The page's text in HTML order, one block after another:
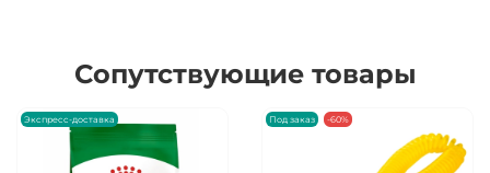
Сопутствующие товары
Экспресс-доставка Под заказ -60%